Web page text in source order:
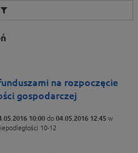
na rozpoczęcie
gospodarczej
10:00 do 04.05.2016 12:45 w
10-12